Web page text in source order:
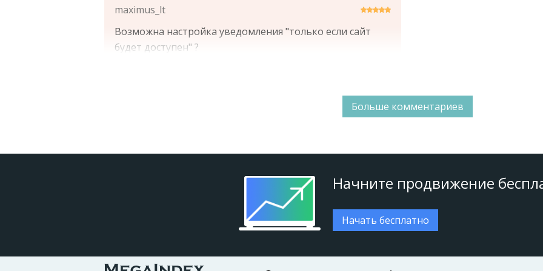
maximus_lt
Возможна настройка уведомления "только если сайт
будет доступен" ?
Больше комментариев
Начните продвижение
Начать бесплатно